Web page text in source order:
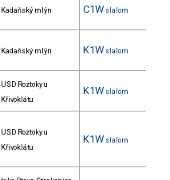
Kadaňský mlýn C1W slalom
Kadaňský mlýn K1W slalom
USD Roztoky u
Křivoklátu
K1W slalom
USD Roztoky u
Křivoklátu
K1W slalom